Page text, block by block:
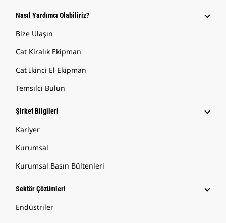
Nasıl Yardımcı Olabiliriz?
Bize Ulaşın
Cat Kiralık Ekipman
Cat İkinci El Ekipman
Temsilci Bulun
Şirket Bilgileri
Kariyer
Kurumsal
Kurumsal Basın Bültenleri
Sektör Çözümleri
Endüstriler